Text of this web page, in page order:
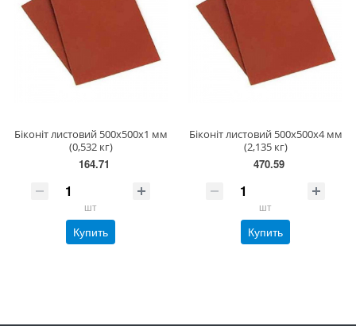
Біконіт листовий 500х500х1 мм
(0,532 кг)
164.71
шт
Купить
Біконіт листовий 500х500х4 мм
(2,135 кг)
470.59
шт
Купить